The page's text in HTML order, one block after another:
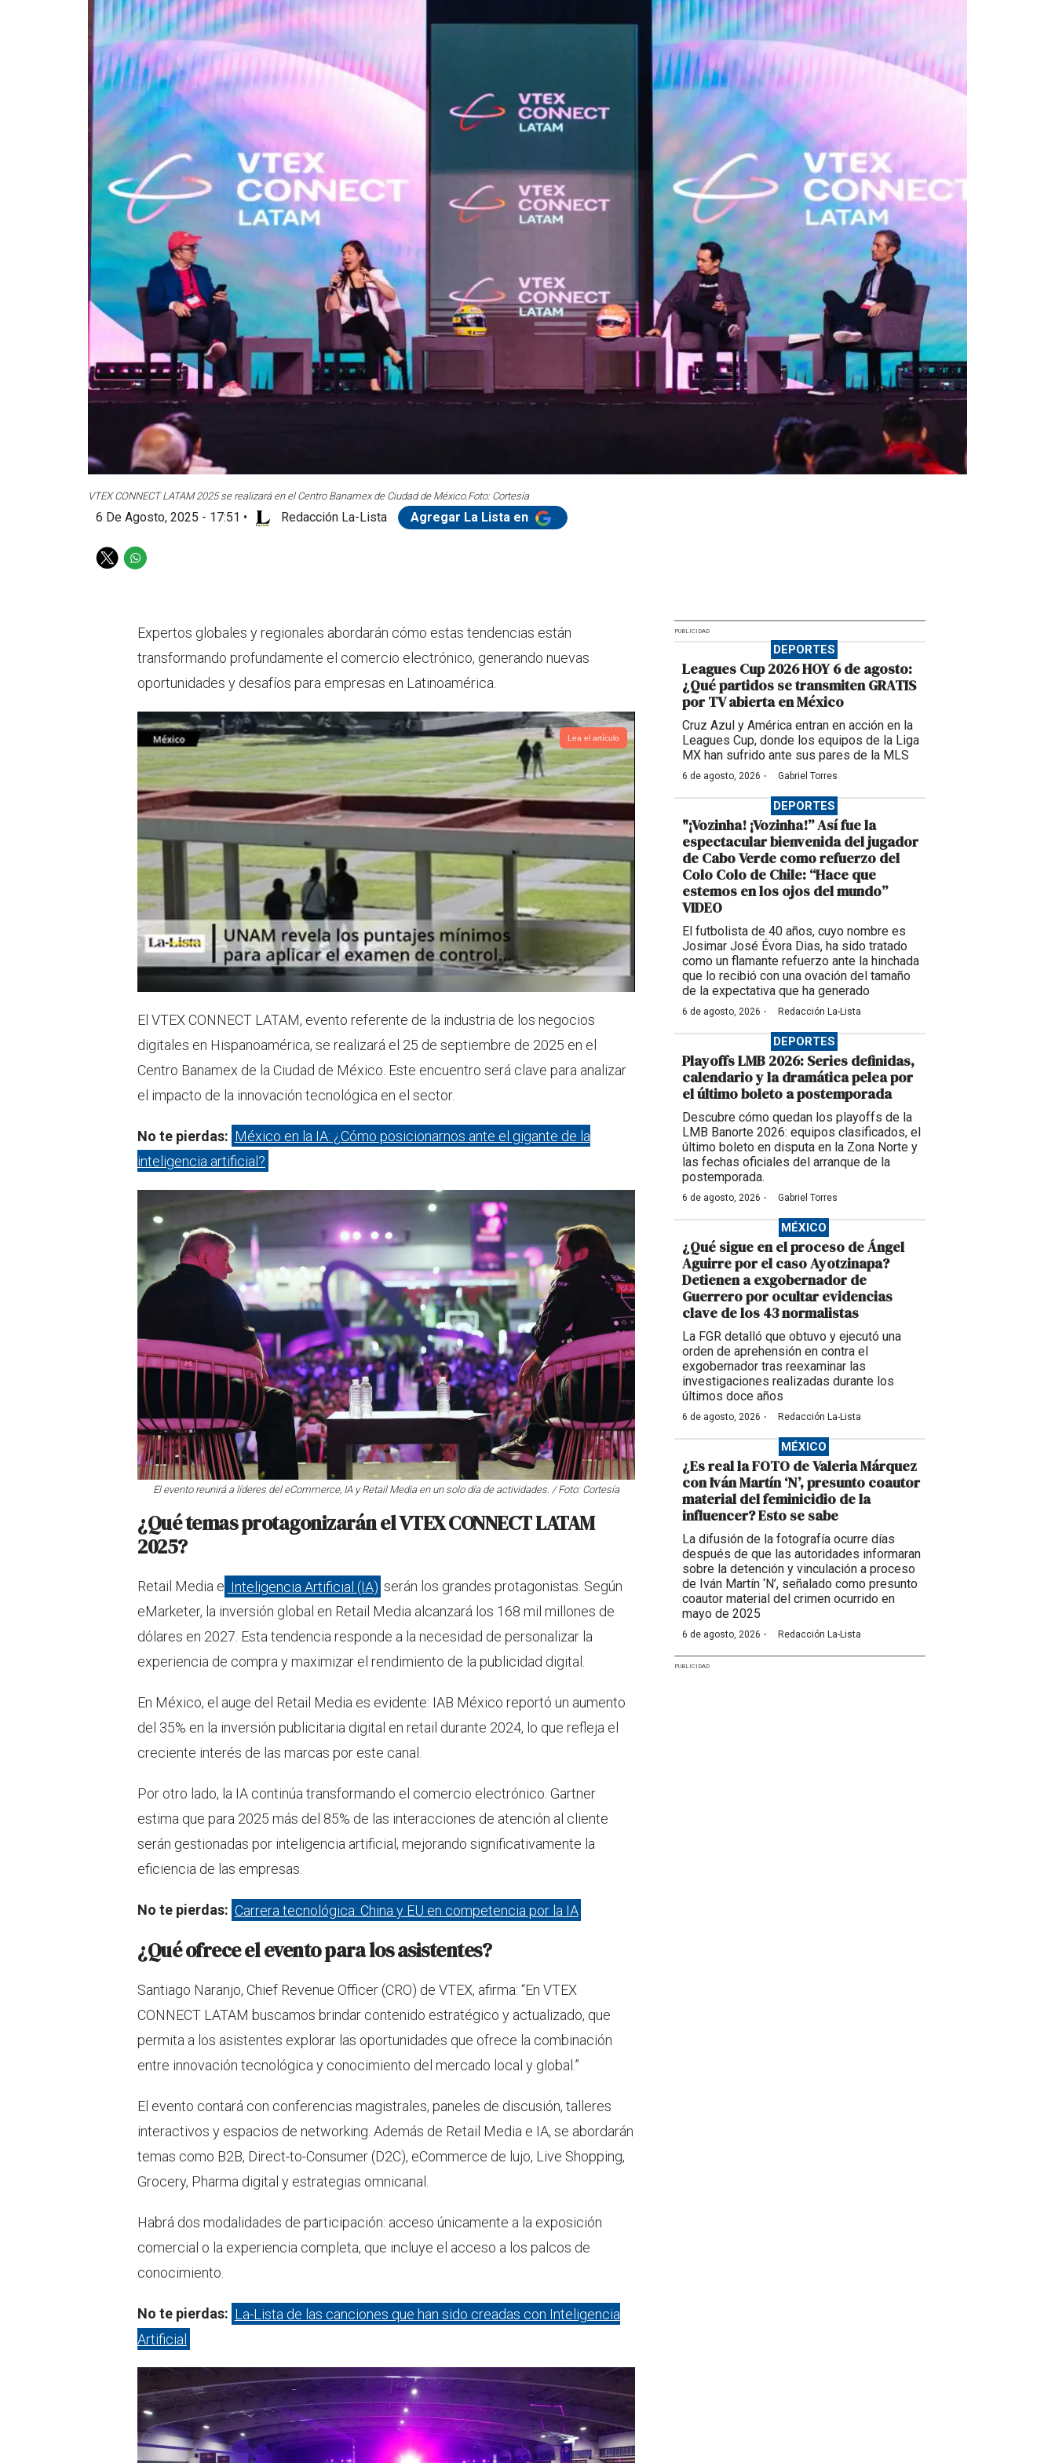
VTEX CONNECT LATAM 2025 se realizará en el Centro Banamex de Ciudad de México.Foto: Cortesía
6 De Agosto, 2025 - 17:51 • Redacción La-Lista Agregar La Lista en
T
W
s
p
p
Expertos globales y regionales abordarán cómo estas tendencias están
transformando profundamente el comercio electrónico, generando nuevas
oportunidades y desafíos para empresas en Latinoamérica.
Lea el artículo
El VTEX CONNECT LATAM, evento referente de la industria de los negocios
digitales en Hispanoamérica, se realizará el 25 de septiembre de 2025 en el
Centro Banamex de la Ciudad de México. Este encuentro será clave para analizar
el impacto de la innovación tecnológica en el sector.
No te pierdas: México en la IA: ¿Cómo posicionarnos ante el gigante de la
inteligencia artificial?
El evento reunirá a líderes del eCommerce, IA y Retail Media en un solo día de actividades. / Foto: Cortesía
¿Qué temas protagonizarán el VTEX CONNECT LATAM
2025?
Retail Media e Inteligencia Artificial (IA) serán los grandes protagonistas. Según
eMarketer, la inversión global en Retail Media alcanzará los 168 mil millones de
dólares en 2027. Esta tendencia responde a la necesidad de personalizar la
experiencia de compra y maximizar el rendimiento de la publicidad digital.
En México, el auge del Retail Media es evidente: IAB México reportó un aumento
del 35% en la inversión publicitaria digital en retail durante 2024, lo que refleja el
creciente interés de las marcas por este canal.
Por otro lado, la IA continúa transformando el comercio electrónico. Gartner
estima que para 2025 más del 85% de las interacciones de atención al cliente
serán gestionadas por inteligencia artificial, mejorando significativamente la
eficiencia de las empresas.
No te pierdas: Carrera tecnológica: China y EU en competencia por la IA
¿Qué ofrece el evento para los asistentes?
Santiago Naranjo, Chief Revenue Officer (CRO) de VTEX, afirma: “En VTEX
CONNECT LATAM buscamos brindar contenido estratégico y actualizado, que
permita a los asistentes explorar las oportunidades que ofrece la combinación
entre innovación tecnológica y conocimiento del mercado local y global.”
El evento contará con conferencias magistrales, paneles de discusión, talleres
interactivos y espacios de networking. Además de Retail Media e IA, se abordarán
temas como B2B, Direct-to-Consumer (D2C), eCommerce de lujo, Live Shopping,
Grocery, Pharma digital y estrategias omnicanal.
Habrá dos modalidades de participación: acceso únicamente a la exposición
comercial o la experiencia completa, que incluye el acceso a los palcos de
conocimiento.
No te pierdas: La-Lista de las canciones que han sido creadas con Inteligencia
Artificial
PUBLICIDAD
DEPORTES
Leagues Cup 2026 HOY 6 de agosto:
¿Qué partidos se transmiten GRATIS
por TV abierta en México
Cruz Azul y América entran en acción en la
Leagues Cup, donde los equipos de la Liga
MX han sufrido ante sus pares de la MLS
6 de agosto, 2026 · Gabriel Torres
DEPORTES
"¡Vozinha! ¡Vozinha!” Así fue la
espectacular bienvenida del jugador
de Cabo Verde como refuerzo del
Colo Colo de Chile: “Hace que
estemos en los ojos del mundo”
VIDEO
El futbolista de 40 años, cuyo nombre es
Josimar José Évora Dias, ha sido tratado
como un flamante refuerzo ante la hinchada
que lo recibió con una ovación del tamaño
de la expectativa que ha generado
6 de agosto, 2026 · Redacción La-Lista
DEPORTES
Playoffs LMB 2026: Series definidas,
calendario y la dramática pelea por
el último boleto a postemporada
Descubre cómo quedan los playoffs de la
LMB Banorte 2026: equipos clasificados, el
último boleto en disputa en la Zona Norte y
las fechas oficiales del arranque de la
postemporada.
6 de agosto, 2026 · Gabriel Torres
MÉXICO
¿Qué sigue en el proceso de Ángel
Aguirre por el caso Ayotzinapa?
Detienen a exgobernador de
Guerrero por ocultar evidencias
clave de los 43 normalistas
La FGR detalló que obtuvo y ejecutó una
orden de aprehensión en contra el
exgobernador tras reexaminar las
investigaciones realizadas durante los
últimos doce años
6 de agosto, 2026 · Redacción La-Lista
MÉXICO
¿Es real la FOTO de Valeria Márquez
con Iván Martín ‘N’, presunto coautor
material del feminicidio de la
influencer? Esto se sabe
La difusión de la fotografía ocurre días
después de que las autoridades informaran
sobre la detención y vinculación a proceso
de Iván Martín ‘N’, señalado como presunto
coautor material del crimen ocurrido en
mayo de 2025
6 de agosto, 2026 · Redacción La-Lista
PUBLICIDAD